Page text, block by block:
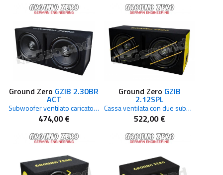
Ground Zero GZIB 2.30BR
ACT
Subwoofer ventilato caricato in cassa attiva 2 x 30 cm
474,00 €
Ground Zero GZIB
2.12SPL
Cassa ventilata con due subwoofer da 30cm
522,00 €